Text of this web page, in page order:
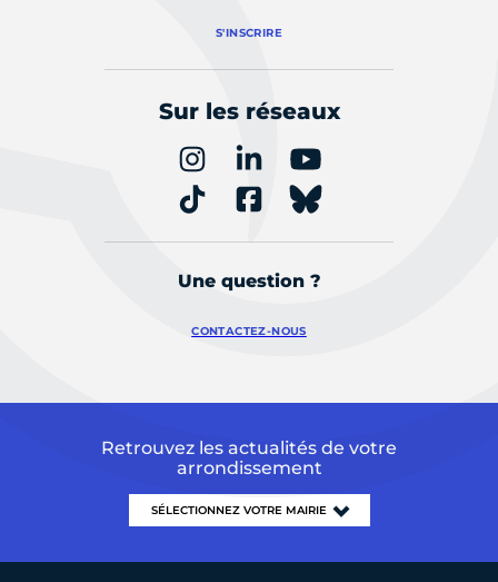
S'INSCRIRE
Sur les réseaux
Une question ?
CONTACTEZ-NOUS
Retrouvez les actualités de votre
arrondissement